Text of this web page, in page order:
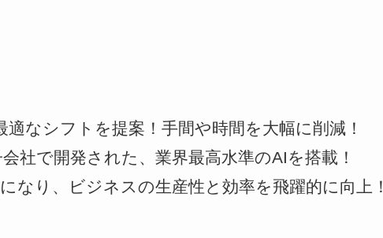
なシフトを提案！手間や時間を大幅に削減！
社で開発された、業界最高水準のAIを搭載！
なり、ビジネスの生産性と効率を飛躍的に向上！